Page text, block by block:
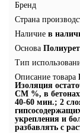
Бренд
Страна
Наличие в
Основа
Тип
Описание товара
Изоляция
CM %, в
40-60 мин.; 2
укрепления и
разбавлять с